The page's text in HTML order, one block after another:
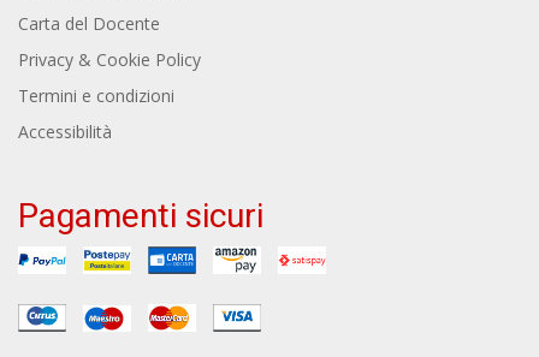
Carta del Docente
Privacy & Cookie Policy
Termini e condizioni
Accessibilità
Pagamenti sicuri